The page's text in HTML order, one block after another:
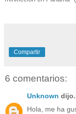
Compartir
6 comentarios:
Unknown
Hola, me ha